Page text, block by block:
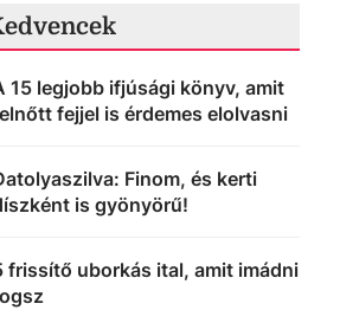
15 legjobb ifjúsági könyv, amit
fejjel is érdemes elolvasni
Finom, és kerti
is gyönyörű!
frissítő uborkás ital, amit imádni